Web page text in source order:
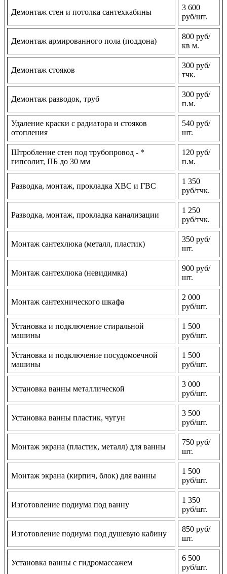
Демонтаж стен и потолка сантехкабины
3 600
руб/шт.
Демонтаж армированного пола (поддона)
800 руб/
кв м.
Демонтаж стояков
300 руб/
тчк.
Демонтаж разводок, труб
300 руб/
п.м.
Удаление краски с радиатора и стояков
отопления
540 руб/
шт.
Штробление стен под трубопровод - *
гипсолит, ПБ до 30 мм
120 руб/
п.м.
Разводка, монтаж, прокладка ХВС и ГВС
1 350
руб/тчк.
Разводка, монтаж, прокладка канализации
1 250
руб/тчк.
Монтаж сантехлюка (металл, пластик)
350 руб/
шт.
Монтаж сантехлюка (невидимка)
900 руб/
шт.
Монтаж сантехнического шкафа
2 000
руб/шт.
Установка и подключение стиральной
машины
1 500
руб/шт.
Установка и подключение посудомоечной
машины
1 500
руб/шт.
Установка ванны металлической
3 000
руб/шт.
Установка ванны пластик, чугун
3 500
руб/шт.
Монтаж экрана (пластик, металл) для ванны
750 руб/
шт.
Монтаж экрана (кирпич, блок) для ванны
1 500
руб/шт.
Изготовление подиума под ванну
1 350
руб/шт.
Изготовление подиума под душевую кабину
850 руб/
шт.
Установка ванны с гидромассажем
6 500
руб/шт.